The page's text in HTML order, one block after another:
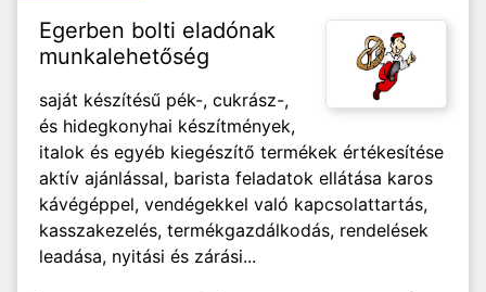
Egerben bolti eladónak
munkalehetőség
saját készítésű pék-, cukrász-,
és hidegkonyhai készítmények,
italok és egyéb kiegészítő termékek értékesítése
aktív ajánlással, barista feladatok ellátása karos
kávégéppel, vendégekkel való kapcsolattartás,
kasszakezelés, termékgazdálkodás, rendelések
leadása, nyitási és zárási...